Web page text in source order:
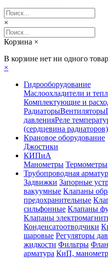
×
Корзина ×
В корзине нет ни одного
×
Гидрооборудование
Маслоохладители и
Комплектующие и
РадиаторыВентиляторы
давленияРеле
(сердцевина радиаторов)
Крановое оборудование
Джостики
КИПиА
Манометры Термометры
Трубопроводная
Задвижки Запорные
вакуумные Клапаны
предохранительные
сильфонные Клапаны
Клапаны
Конденсатоотводчики
шаровые Регуляторы
жидкости Фильтры
арматура КиП,